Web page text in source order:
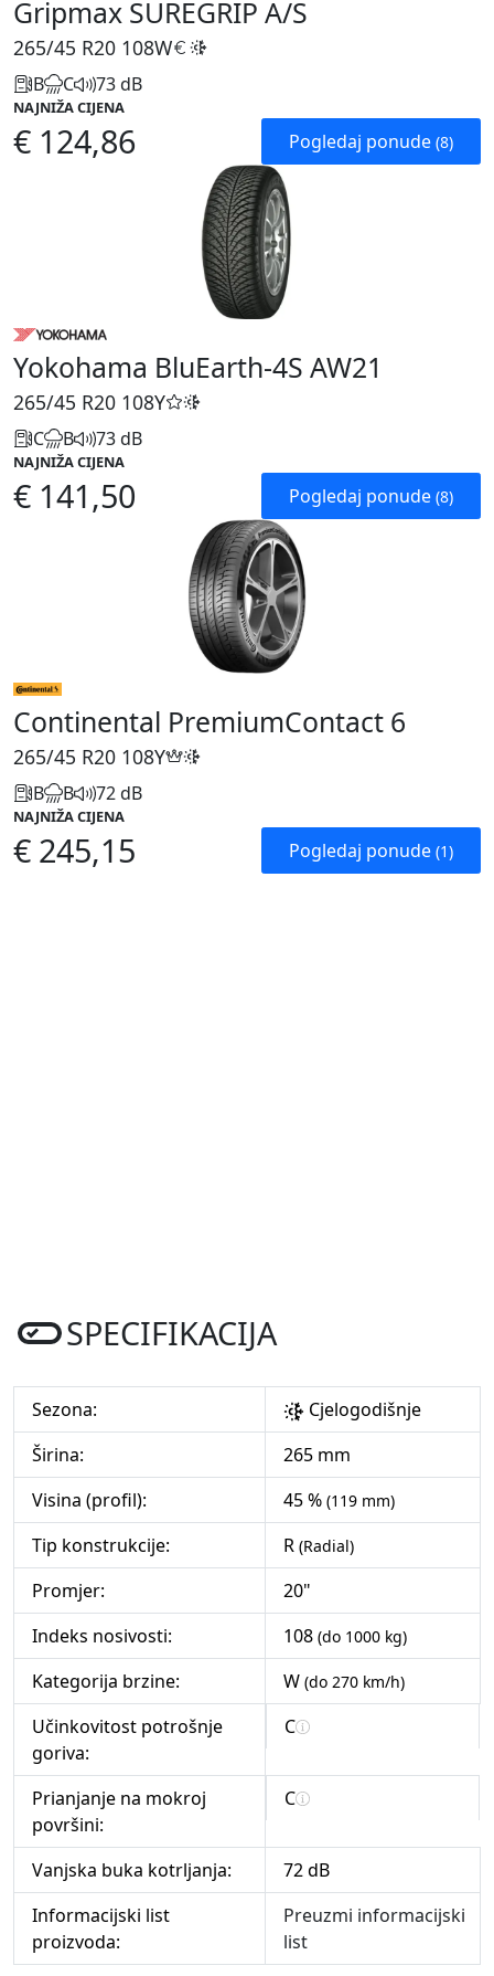
Gripmax SUREGRIP A/S
265/45 R20 108W
B C 73 dB
NAJNIŽA CIJENA
€ 124,86 Pogledaj ponude (8)
Yokohama BluEarth-4S AW21
265/45 R20 108Y
C B 73 dB
NAJNIŽA CIJENA
€ 141,50 Pogledaj ponude (8)
Continental PremiumContact 6
265/45 R20 108Y
B B 72 dB
NAJNIŽA CIJENA
€ 245,15 Pogledaj ponude (1)
SPECIFIKACIJA
Sezona:
Cjelogodišnje
Širina:
265 mm
Visina (profil):
45 % (119 mm)
Tip konstrukcije: R (Radial)
Promjer:
20"
Indeks nosivosti:
108 (do 1000 kg)
Kategorija brzine: W (do 270 km/h)
Učinkovitost potrošnje
goriva:
C
Prianjanje na mokroj
površini:
C
Vanjska buka kotrljanja:
72 dB
Informacijski list
proizvoda:
Preuzmi informacijski
list